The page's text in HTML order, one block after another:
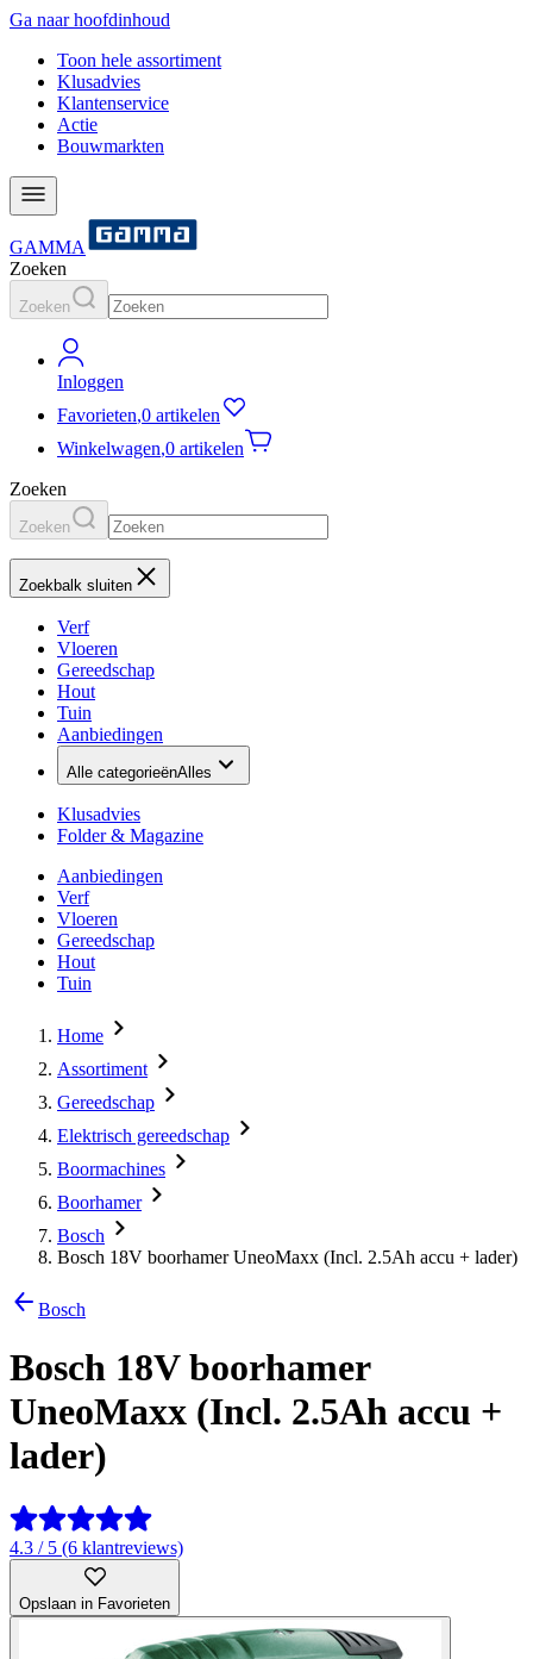
Ga naar hoofdinhoud
Toon hele assortiment
Klusadvies
Klantenservice
Actie
Bouwmarkten
GAMMA
Zoeken
Zoeken
Inloggen
Favorieten,0 artikelen
Winkelwagen,0 artikelen
Zoeken
Zoeken
Zoekbalk sluiten
Verf
Vloeren
Gereedschap
Hout
Tuin
Aanbiedingen
Alle categorieënAlles
Klusadvies
Folder & Magazine
Aanbiedingen
Verf
Vloeren
Gereedschap
Hout
Tuin
Home
Assortiment
Gereedschap
Elektrisch gereedschap
Boormachines
Boorhamer
Bosch
Bosch 18V boorhamer UneoMaxx (Incl. 2.5Ah accu + lader)
Bosch
Bosch 18V boorhamer
UneoMaxx (Incl. 2.5Ah accu +
lader)
4.3 / 5 (6 klantreviews)
Opslaan in Favorieten